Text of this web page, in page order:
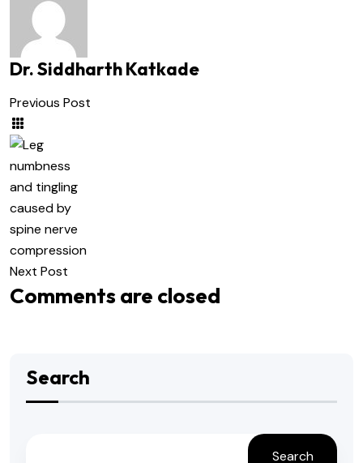
Dr. Siddharth Katkade
Previous Post
Next Post
Comments are closed
Search
Search